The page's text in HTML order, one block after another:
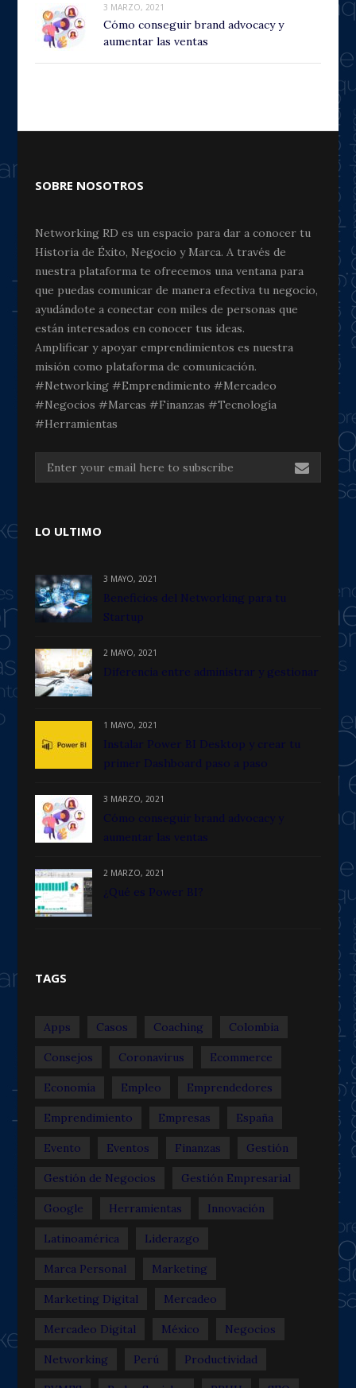
3 MARZO, 2021
Cómo conseguir brand advocacy y
aumentar las ventas
SOBRE NOSOTROS
Networking RD es un espacio para dar a conocer tu
Historia de Éxito, Negocio y Marca. A través de
nuestra plataforma te ofrecemos una ventana para
que puedas comunicar de manera efectiva tu negocio,
ayudándote a conectar con miles de personas que
están interesados en conocer tus ideas.
Amplificar y apoyar emprendimientos es nuestra
misión como plataforma de comunicación.
#Networking #Emprendimiento #Mercadeo
#Negocios #Marcas #Finanzas #Tecnología
#Herramientas
LO ULTIMO
3 MAYO, 2021
Beneficios del Networking para tu
Startup
2 MAYO, 2021
Diferencia entre administrar y gestionar
1 MAYO, 2021
Instalar Power BI Desktop y crear tu
primer Dashboard paso a paso
3 MARZO, 2021
Cómo conseguir brand advocacy y
aumentar las ventas
2 MARZO, 2021
¿Qué es Power BI?
TAGS
Apps Casos Coaching Colombia
Consejos Coronavirus Ecommerce
Economía Empleo Emprendedores
Emprendimiento Empresas España
Evento Eventos Finanzas Gestión
Gestión de Negocios Gestión Empresarial
Google Herramientas Innovación
Latinoamérica Liderazgo
Marca Personal Marketing
Marketing Digital Mercadeo
Mercadeo Digital México Negocios
Networking Perú Productividad